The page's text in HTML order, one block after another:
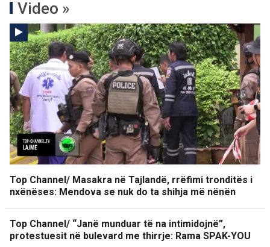
Video »
Top Channel/ Masakra në Tajlandë, rrëfimi tronditës i
nxënëses: Mendova se nuk do ta shihja më nënën
Top Channel/ “Janë munduar të na intimidojnë”,
protestuesit në bulevard me thirrje: Rama SPAK-YOU